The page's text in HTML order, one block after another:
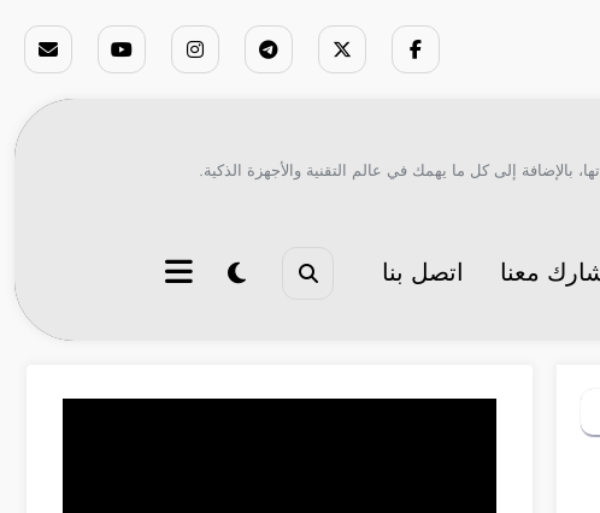
بالإضافة إلى كل ما يهمك في عالم التقنية والأجهزة الذكية.
معنا اتصل بنا